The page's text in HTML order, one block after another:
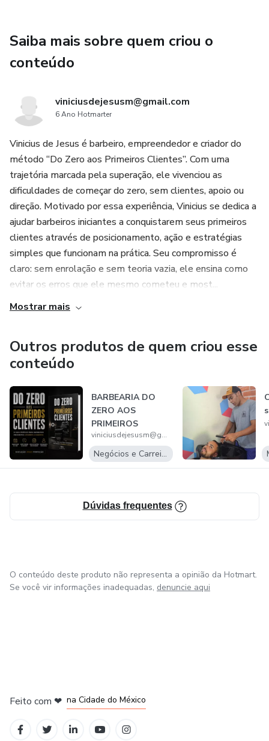
- **Gestão de Barbearia**: Dicas e estratégias para
administrar e promover seu próprio negócio de barbearia.
**Aulas Interativas**: Vídeos, tutoriais e materiais de
apoio que facilitam o aprendizado.
**Instrutores Experientes**: Aprenda com barbeiros
renomados que compartilham suas experiências e
segredos do sucesso.
**Flexibilidade**: Acesse o conteúdo do curso a qualquer
hora e em qualquer lugar, no seu próprio ritmo.
**Certificação**: Ao concluir o curso, você receberá um
certificado que comprova suas habilidades e
- Iniciantes que desejam entrar na área de barbearia.
- Barbeiros que buscam aprimorar suas técnicas e expandir
seus conhecimentos.
- Empreendedores que querem abrir e gerir sua própria
barbearia.
"Pro Barber: Transforme sua Carreira". Inscreva-se agora e
dê o primeiro passo para se tornar um barbeiro profissional
Saiba mais sobre quem criou o
conteúdo
viniciusdejesusm@gmail.com
6 Ano Hotmarter
Vinicius de Jesus é barbeiro, empreendedor e criador do
método “Do Zero aos Primeiros Clientes”. Com uma
trajetória marcada pela superação, ele vivenciou as
dificuldades de começar do zero, sem clientes, apoio ou
direção. Motivado por essa experiência, Vinicius se dedica a
ajudar barbeiros iniciantes a conquistarem seus primeiros
clientes através de posicionamento, ação e estratégias
simples que funcionam na prática. Seu compromisso é
claro: sem enrolação e sem teoria vazia, ele ensina como
evitar os erros que ele mesmo cometeu e most...
Mostrar mais
Outros produtos de quem criou esse
conteúdo
BARBEARIA DO
ZERO AOS
PRIMEIROS
CLIENTES
viniciusdejesusm@gmail.com
Negócios e Carreira
Dúvidas frequentes
O conteúdo deste produto não representa a opinião da Hotmart.
Se você vir informações inadequadas, denuncie aqui
Feito com ❤ na Cidade do México